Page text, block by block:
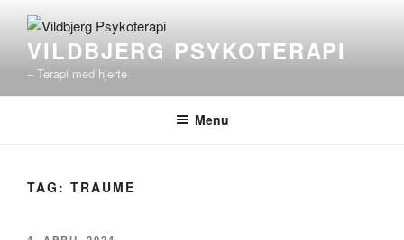
indholdVILDBJERG PSYKOTERAPI
– Terapi med hjerte
Menu
TAG: TRAUME